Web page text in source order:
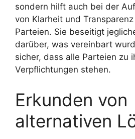
sondern hilft auch bei der
von Klarheit und
Parteien. Sie beseitigt
darüber, was vereinbart
sicher, dass alle Parteien zu
Verpflichtungen stehen.
Erkunden von
alternativen